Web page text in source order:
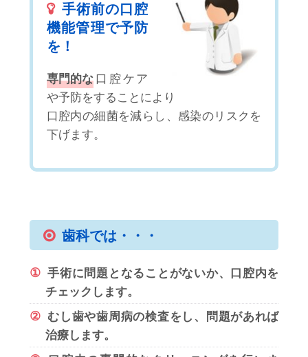
手術前の口腔
機能管理で予防
を！
専門的な 口腔ケア
や予防をすることにより
口腔内の細菌を減らし、感染のリスクを
下げます。
歯科では・・・
① 手術に問題となることがないか、口腔内を
チェックします。
②
むし歯や歯周病の検査をし、問題があれば
治療します。